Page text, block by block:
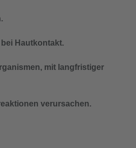
Hautkontakt.
mit langfristiger
verursachen.